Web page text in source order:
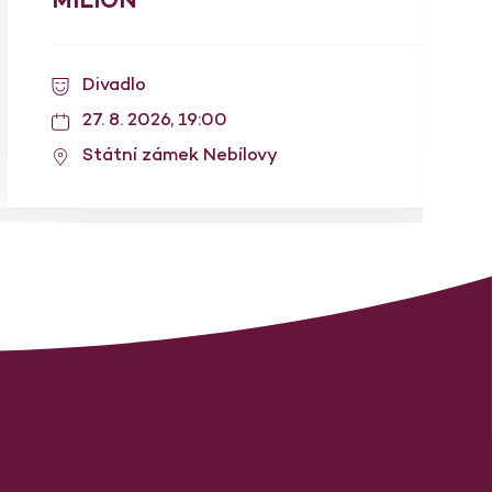
Divadlo
27. 8. 2026, 19:00
Státní zámek Nebílovy